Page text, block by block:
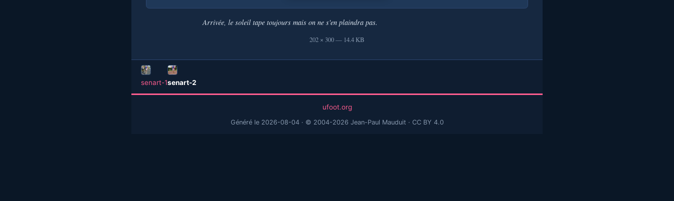
Arrivée, le soleil tape toujours mais on ne s'en plaindra pas.
202 × 300 — 14.4 KB
senart-1senart-2
ufoot.org
Généré le 2026-08-04 © 2004-2026 Jean-Paul Mauduit CC BY 4.0